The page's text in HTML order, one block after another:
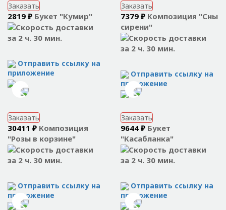
Заказать
2819 ₽ Букет "Кумир"
за 2 ч. 30 мин.
Отправить ссылку на
приложение
Заказать
7379 ₽ Композиция "Сны
сирени"
за 2 ч. 30 мин.
Отправить ссылку на
приложение
Заказать
30411 ₽ Композиция
"Розы в корзине"
за 2 ч. 30 мин.
Отправить ссылку на
приложение
Заказать
9644 ₽ Букет
"Касабланка"
за 2 ч. 30 мин.
Отправить ссылку на
приложение